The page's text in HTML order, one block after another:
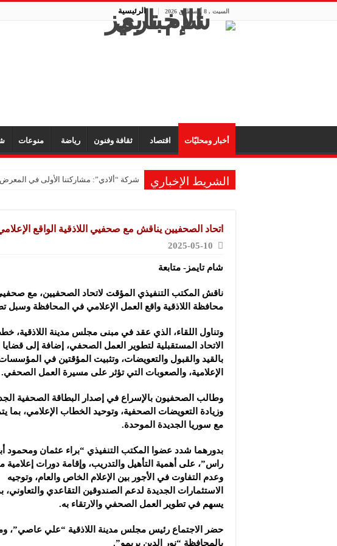
السبت , 8 أغسطس 2026 الرئيسية
أخبار ومحليّات اقتصاد ثقافة وفنون رياضة منوعات
الشريط الإخباري شركة “ألادي”: مشاركتنا الأولى في المعرض
اتحاد الصحفيين يناقش مع صحفيي اللاذقية الواقع
2025-05-10
شام تايمز- متابعة
ناقش المكتب التنفيذي المؤقت لاتحاد الصحفيين، مع
محافظة اللاذقية ‏واقع العمل الإعلامي في المحافظة وسبل
وتناول اللقاء، الذي عقد في مبنى مجلس مدينة اللاذقية،
الاتحاد ‏المستقبلية لتطوير العمل الصحفي، إضافة إلى قضايا
بالقيد والقبول ‏والتعويضات، وتثبيت المؤقتين في
الإعلامية، والصعوبات التي ‏تؤثر على مسيرة العمل الصحفي. ‏
وطالب الصحفيون بالإسراع في إصدار البطاقة الصحفية
‏وزيادة ‏التعويضات الصحفية، وتوحيد الخطاب الإعلامي، بما
مع ‏سوريا الجديدة ‏الموحدة.
بدورهما شدد عضوا المكتب التنفيذي “براء عثمان ومحمود
راس”، على أهمية ‏التأهيل والتدريب، وإقامة ‏دورات إعلامية
وعدم التفاوت في ‏الأجور ‏بين الإعلام الخاص والعام، وتوجيه
الاستثمارات الجديدة لدعم ‏الصندوقين ‏التقاعدي والتعاوني،
يسهم في تطوير العمل الصحفي والارتقاء ‏به.
حضر الاجتماع رئيس مجلس مدينة اللاذقية “علي عاصي”،
بالمحافظة “نور الدين بريمو”.‏